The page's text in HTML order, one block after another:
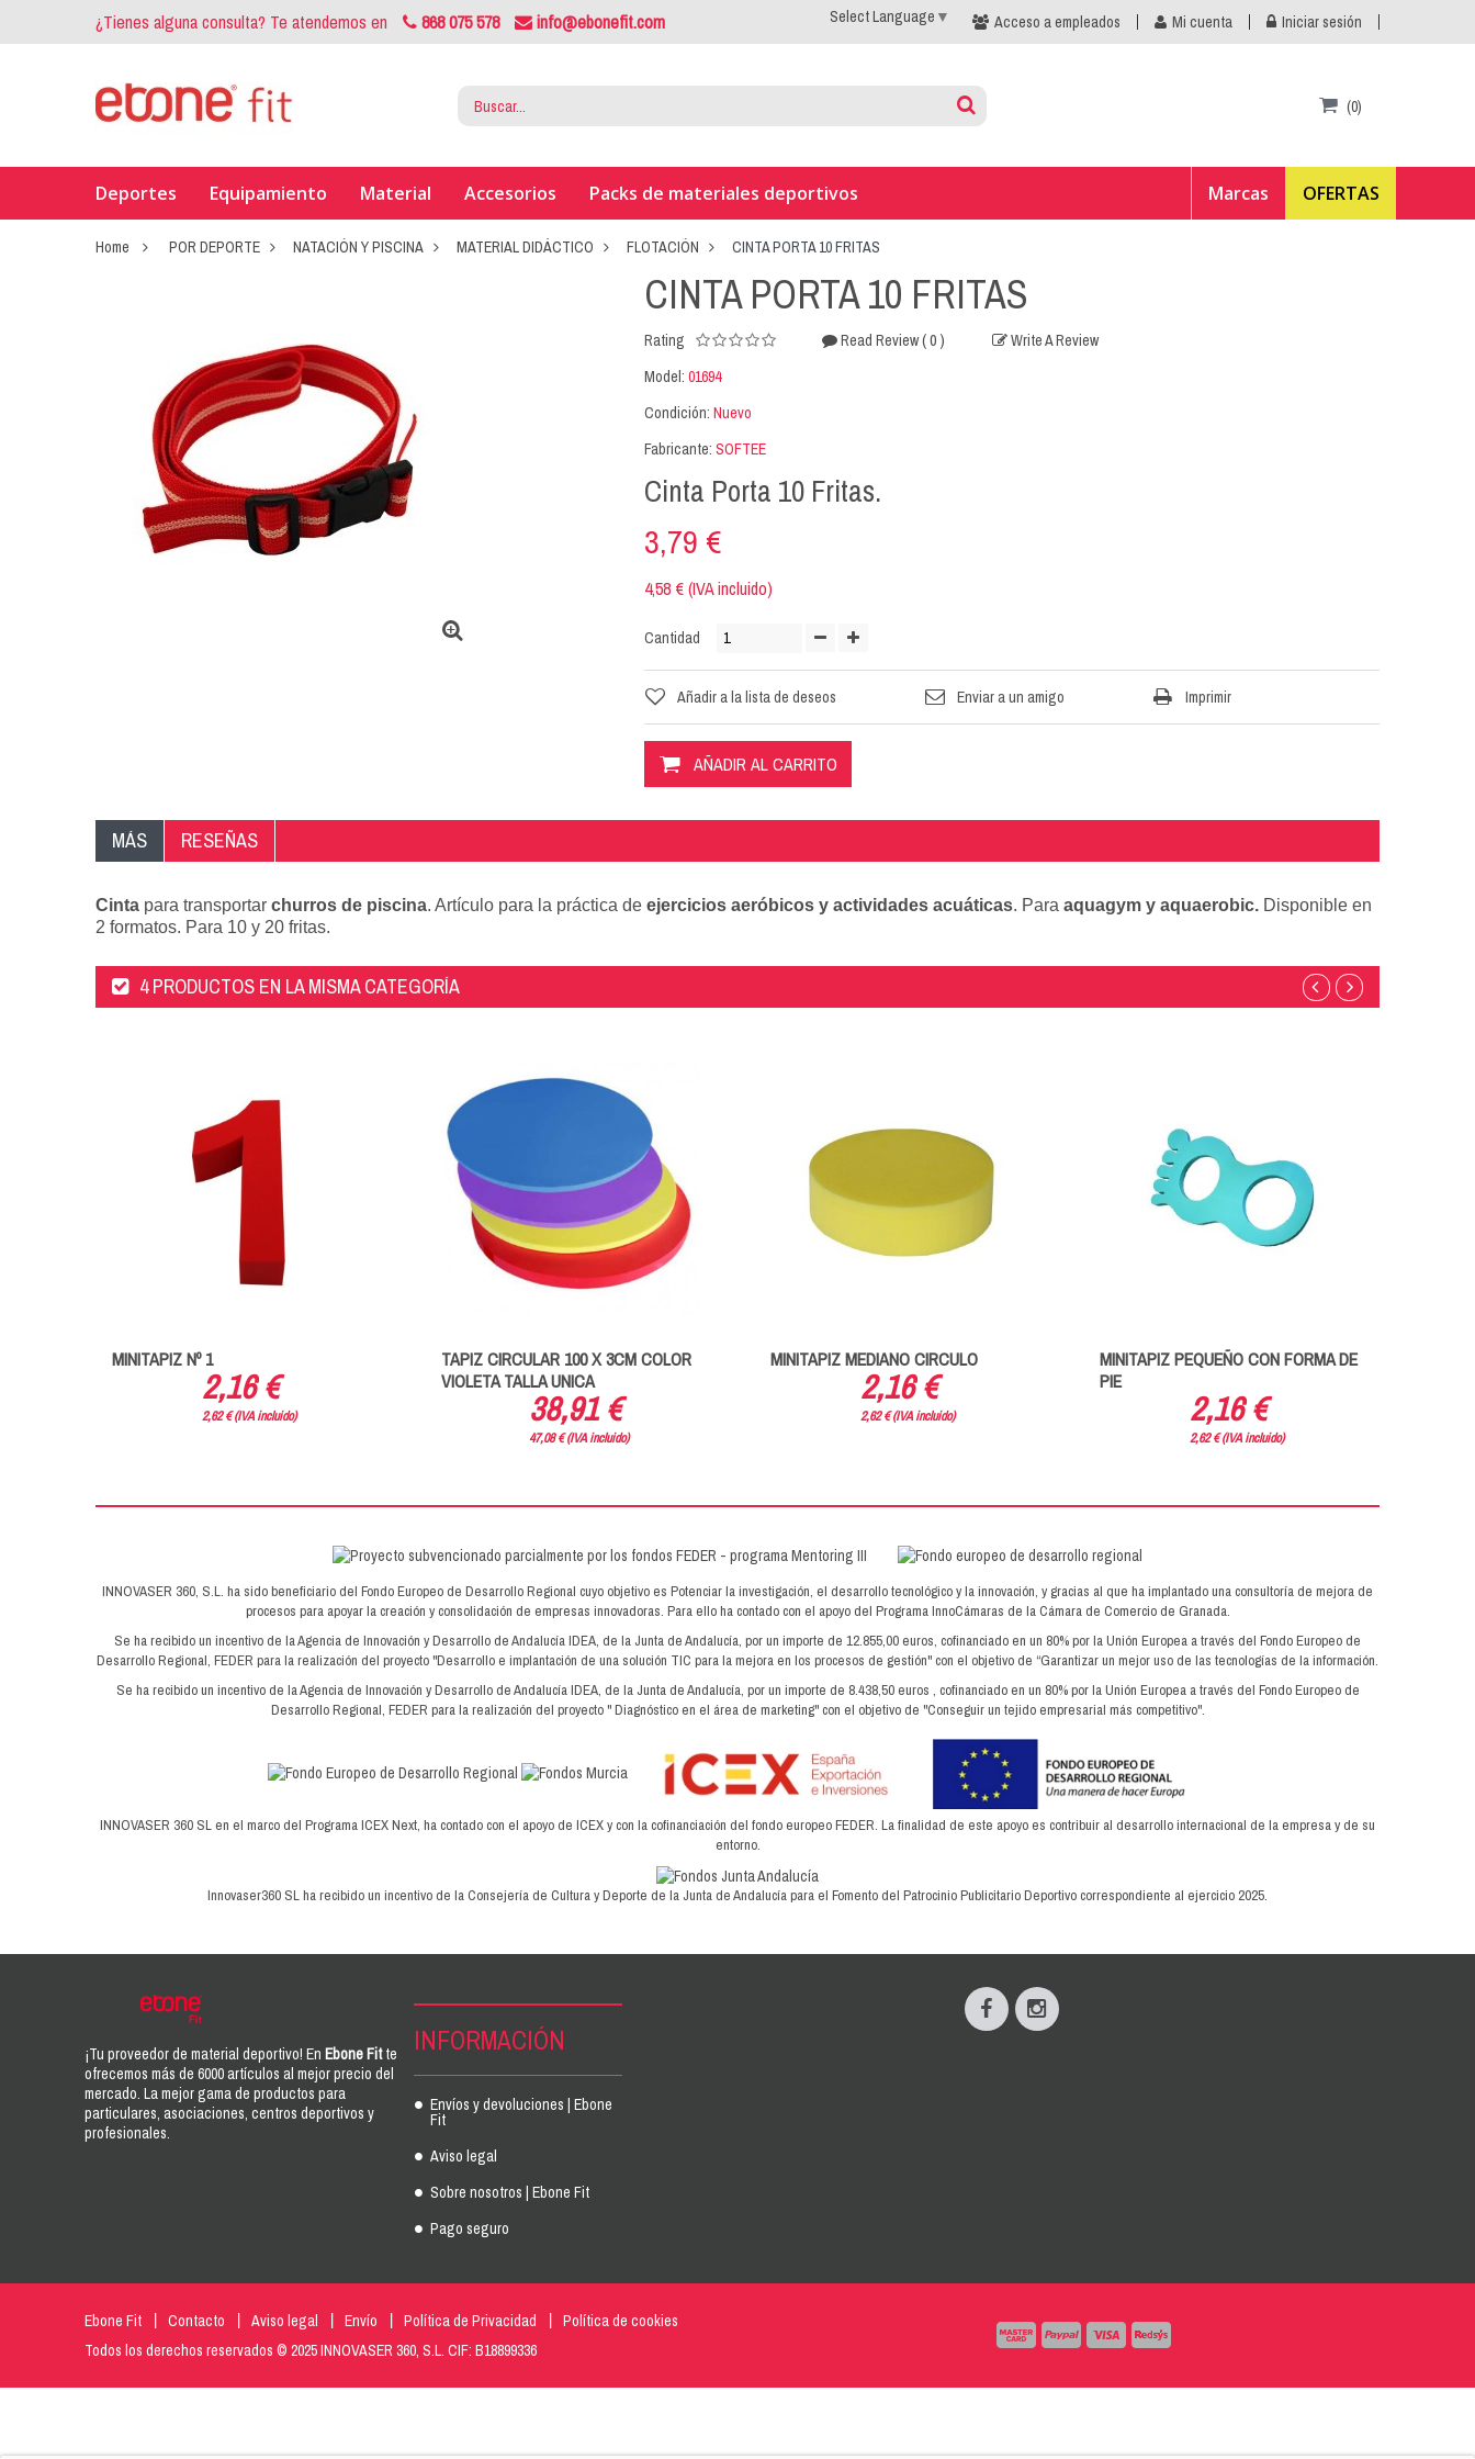
¿Tienes alguna consulta? Te atendemos en 868 075 578 info@ebonefit.com Acceso a empleados Mi cuenta Iniciar sesión
Select Language ▼
(0)
Deportes Equipamiento Material Accesorios Packs de materiales deportivos OFERTAS
Marcas
Home POR DEPORTE NATACIÓN Y PISCINA MATERIAL DIDÁCTICO FLOTACIÓN CINTA PORTA 10 FRITAS
CINTA PORTA 10 FRITAS
Rating Read Review( 0 )
Write A Review
Model: 01694
Condición: Nuevo
Fabricante: SOFTEE
Cinta Porta 10 Fritas.
3,79 €
4,58 € (IVA incluido)
Cantidad
Añadir a la lista de deseos Enviar a un amigo Imprimir
AÑADIR AL CARRITO
MÁS RESEÑAS
Cinta para transportar churros de piscina. Artículo para la práctica de ejercicios aeróbicos y actividades acuáticas. Para aquagym y aquaerobic. Disponible en
2 formatos. Para 10 y 20 fritas.
4 PRODUCTOS EN LA MISMA CATEGORÍA
MINITAPIZ Nº 1
2,16 €
2,62 € (IVA incluido)
TAPIZ CIRCULAR 100 X 3CM COLOR
VIOLETA TALLA UNICA
38,91 €
47,08 € (IVA incluido)
MINITAPIZ MEDIANO CIRCULO
2,16 €
2,62 € (IVA incluido)
MINITAPIZ PEQUEÑO CON FORMA DE
PIE
2,16 €
2,62 € (IVA incluido)
INNOVASER 360, S.L. ha sido beneficiario del Fondo Europeo de Desarrollo Regional cuyo objetivo es Potenciar la investigación, el desarrollo tecnológico y la innovación, y gracias al que ha implantado una consultoría de mejora de
procesos para apoyar la creación y consolidación de empresas innovadoras. Para ello ha contado con el apoyo del Programa InnoCámaras de la Cámara de Comercio de Granada.
Se ha recibido un incentivo de la Agencia de Innovación y Desarrollo de Andalucía IDEA, de la Junta de Andalucía, por un importe de 12.855,00 euros, cofinanciado en un 80% por la Unión Europea a través del Fondo Europeo de
Desarrollo Regional, FEDER para la realización del proyecto "Desarrollo e implantación de una solución TIC para la mejora en los procesos de gestión" con el objetivo de “Garantizar un mejor uso de las tecnologías de la información.
Se ha recibido un incentivo de la Agencia de Innovación y Desarrollo de Andalucía IDEA, de la Junta de Andalucía, por un importe de 8.438,50 euros , cofinanciado en un 80% por la Unión Europea a través del Fondo Europeo de
Desarrollo Regional, FEDER para la realización del proyecto " Diagnóstico en el área de marketing" con el objetivo de "Conseguir un tejido empresarial más competitivo".
INNOVASER 360 SL en el marco del Programa ICEX Next, ha contado con el apoyo de ICEX y con la cofinanciación del fondo europeo FEDER. La finalidad de este apoyo es contribuir al desarrollo internacional de la empresa y de su
entorno.
Innovaser360 SL ha recibido un incentivo de la Consejería de Cultura y Deporte de la Junta de Andalucía para el Fomento del Patrocinio Publicitario Deportivo correspondiente al ejercicio 2025.
¡Tu proveedor de material deportivo! En Ebone Fitte
ofrecemos más de 6000 artículos al mejor precio del
mercado. La mejor gama de productos para
particulares, asociaciones, centros deportivos y
profesionales.
INFORMACIÓN
Envíos y devoluciones | Ebone
Fit
Aviso legal
Sobre nosotros | Ebone Fit
Pago seguro
Ebone Fit Contacto Aviso legal Envío Política de Privacidad
Política de cookies
Todos los derechos reservados © 2025 INNOVASER 360, S.L. CIF: B18899336